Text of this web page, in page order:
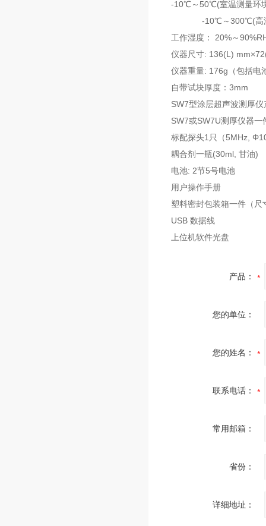
-10℃～50℃(室温测量环
-10℃～300℃(高温
工作湿度： 20%～
仪器尺寸: 136(L)
仪器重量: 176g（包括电
自带试块厚度：3mm
SW7型涂层超声波测厚
SW7或SW7U测厚仪器一
标配探头1只（5MHz,
耦合剂一瓶(30ml, 甘油)
电池: 2节5号电池
用户操作手册
塑料密封包装箱一件（
USB 数据线
上位机软件光盘
产品：
您的单位：
您的姓名：
联系电话：
常用邮箱：
省份：
详细地址：